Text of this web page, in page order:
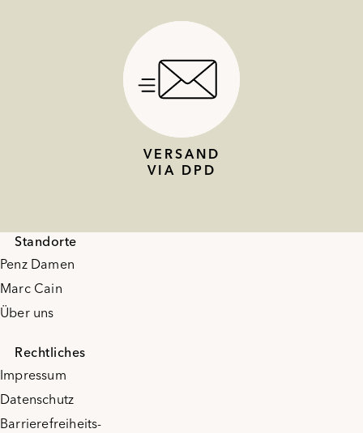
VERSAND
VIA DPD
Standorte
Penz Damen
Marc Cain
Über uns
Rechtliches
Impressum
Datenschutz
Barrierefreiheits-